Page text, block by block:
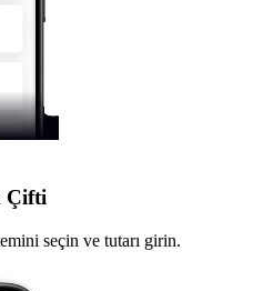
Çifti
seçin ve tutarı girin.